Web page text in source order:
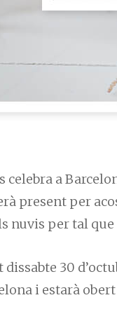
celebra a
present per
nuvis per tal
30
i estarà